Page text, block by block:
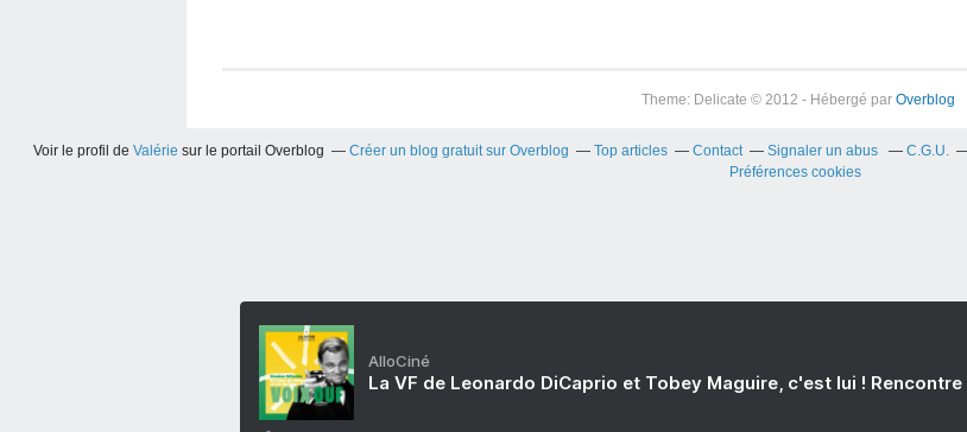
Theme: Delicate © 2012 - Hébergé par Overblog
Voir le profil de Valérie sur le portail Overblog Créer un blog gratuit sur Overblog Top articles Contact Signaler un abus C.G.U.
Préférences cookies
AlloCiné
La VF de Leonardo DiCaprio et Tobey Maguire, c'est lui !